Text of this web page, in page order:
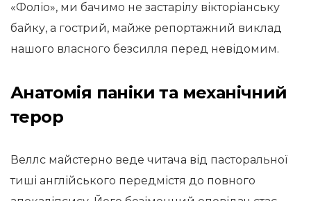
«Фоліо», ми бачимо не застарілу вікторіанську
байку, а гострий, майже репортажний виклад
нашого власного безсилля перед невідомим.
Анатомія паніки та механічний
терор
Веллс майстерно веде читача від пасторальної
тиші англійського передмістя до повного